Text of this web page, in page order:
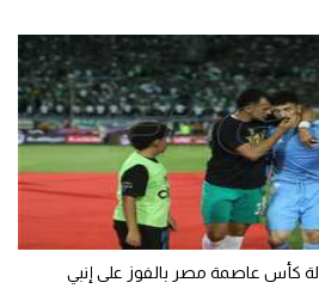
كأس عاصمة مصر بالفوز على إنبي